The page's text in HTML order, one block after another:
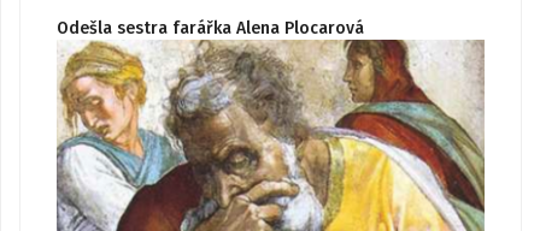
Odešla sestra farářka Alena Plocarová